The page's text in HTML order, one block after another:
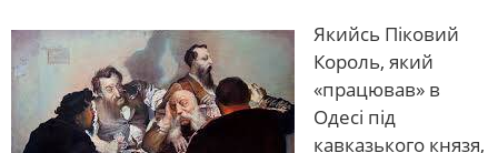
Якийсь Піковий
Король, який
«працював» в
Одесі під
кавказького князя,